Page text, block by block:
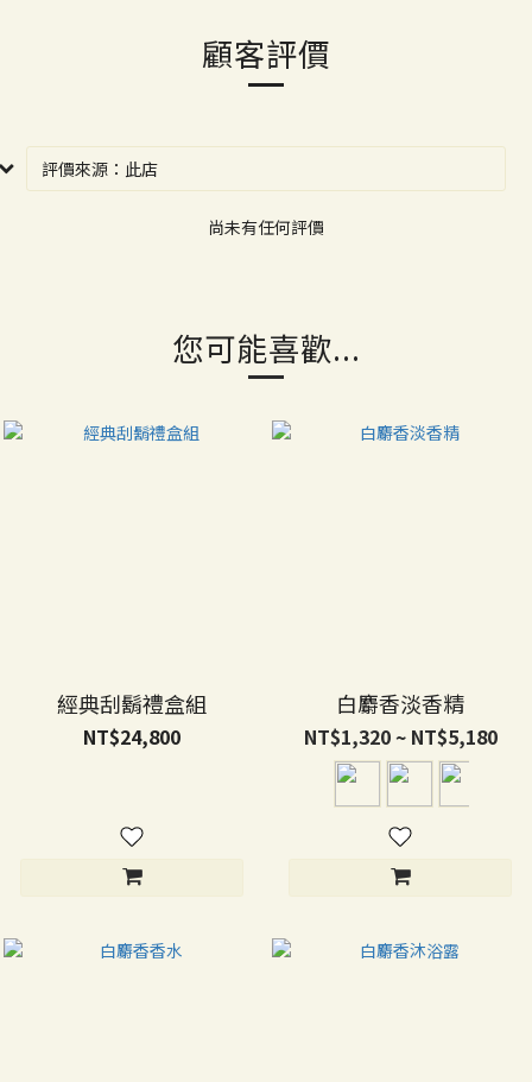
顧客評價
尚未有任何評價
您可能喜歡...
經典刮鬍禮盒組
NT$24,800
白麝香淡香精
NT$1,320 ~ NT$5,180